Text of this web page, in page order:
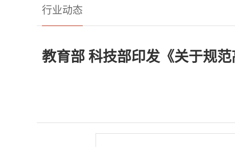
行业动态
教育部 科技部印发《关于规